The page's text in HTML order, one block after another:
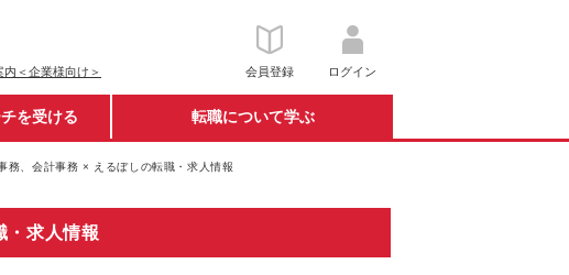
＜企業様向け＞ 会員登録 ログイン
を受ける 転職について学ぶ
務、会計事務 × えるぼしの転職・求人情報
・求人情報